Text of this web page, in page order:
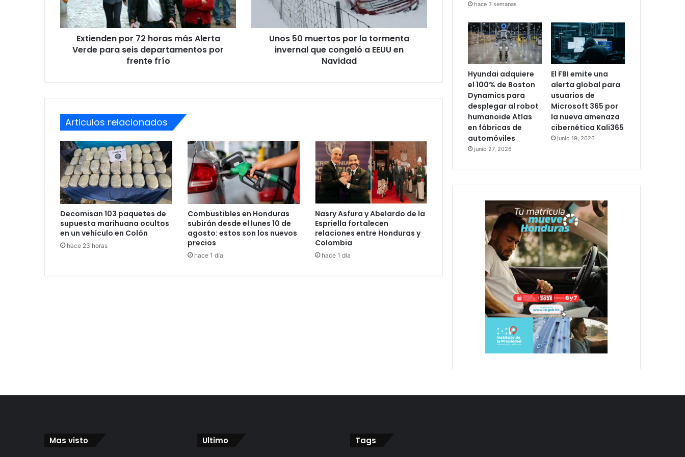
Verde
para
seis
departamentos
Extienden por 72 horas más Alerta
Verde para seis departamentos por
frente frío
invernal
congeló
Unos 50 muertos por la tormenta
invernal que congeló a EEUU en
Navidad
Articulos relacionados
Decomisan 103 paquetes de
supuesta marihuana ocultos
en un vehículo en Colón
hace 23 horas
Combustibles en Honduras
subirán desde el lunes 10 de
agosto: estos son los nuevos
precios
hace 1 día
Nasry Asfura y Abelardo de la
Espriella fortalecen
relaciones entre Honduras y
Colombia
hace 1 día
hace 3 semanas
Hyundai adquiere
el 100% de Boston
Dynamics para
desplegar al robot
humanoide Atlas
en fábricas de
automóviles
junio 27, 2026
El FBI emite una
alerta global para
usuarios de
Microsoft 365 por
la nueva amenaza
cibernética Kali365
junio 19, 2026
Mas visto Ultimo Tags